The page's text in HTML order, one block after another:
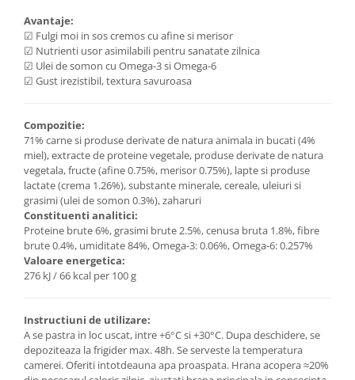
Avantaje:
☑ Fulgi moi in sos cremos cu afine si merisor
☑ Nutrienti usor asimilabili pentru sanatate zilnica
☑ Ulei de somon cu Omega-3 si Omega-6
☑ Gust irezistibil, textura savuroasa
Compozitie:
71% carne si produse derivate de natura animala in bucati (4%
miel), extracte de proteine vegetale, produse derivate de natura
vegetala, fructe (afine 0.75%, merisor 0.75%), lapte si produse
lactate (crema 1.26%), substante minerale, cereale, uleiuri si
grasimi (ulei de somon 0.3%), zaharuri
Constituenti analitici:
Proteine brute 6%, grasimi brute 2.5%, cenusa bruta 1.8%, fibre
brute 0.4%, umiditate 84%, Omega-3: 0.06%, Omega-6: 0.257%
Valoare energetica:
276 kJ / 66 kcal per 100 g
Instructiuni de utilizare:
A se pastra in loc uscat, intre +6°C si +30°C. Dupa deschidere, se
depoziteaza la frigider max. 48h. Se serveste la temperatura
camerei. Oferiti intotdeauna apa proaspata. Hrana acopera ≈20%